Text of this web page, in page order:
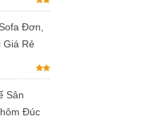
Đơn,
Giá Rẻ
Sân
Đúc